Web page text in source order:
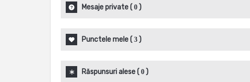
Mesaje private( 0 )
Punctele mele( 3 )
Răspunsuri alese( 0 )